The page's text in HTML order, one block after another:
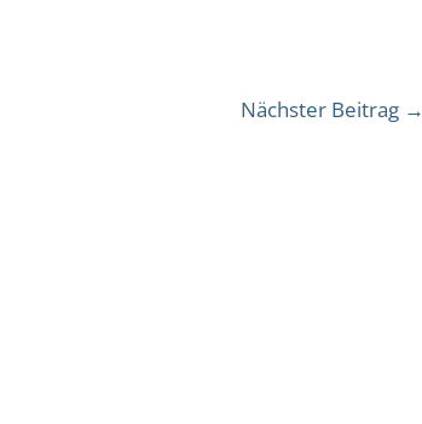
Nächster Beitrag →